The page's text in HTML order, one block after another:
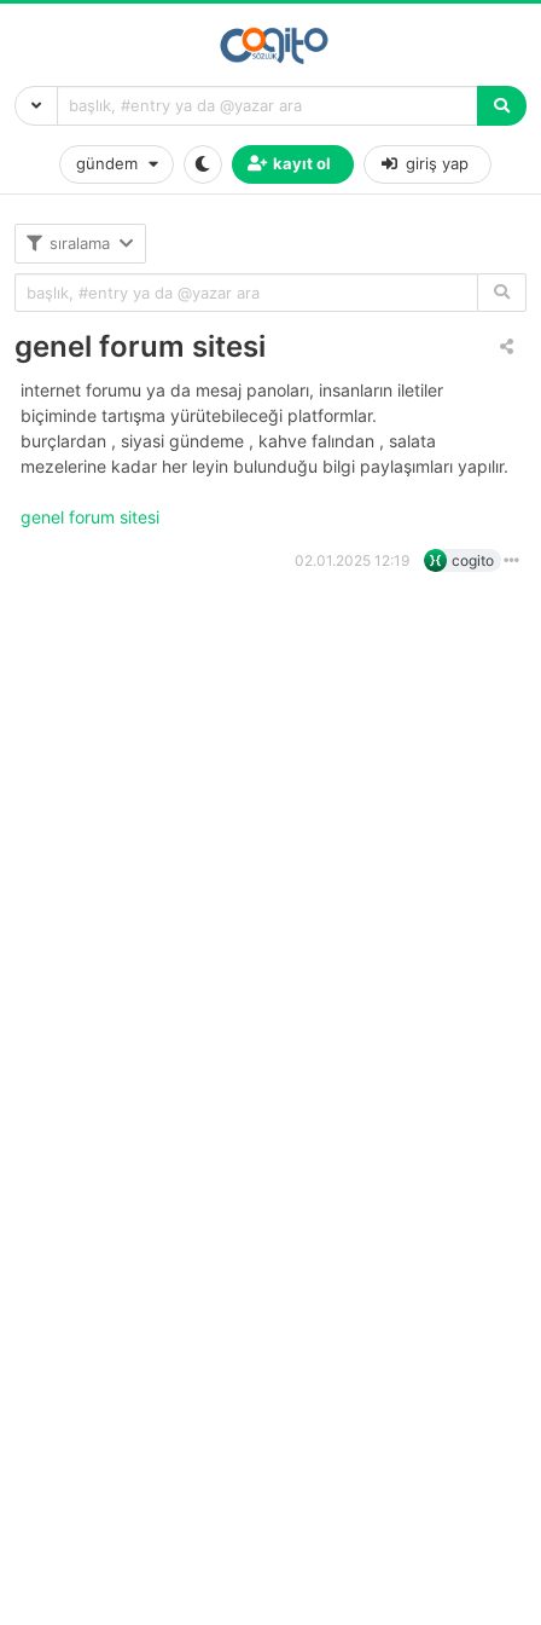
gündem kayıt ol giriş yap
sıralama
genel forum sitesi
i̇nternet forumu ya da mesaj panoları, insanların iletiler
biçiminde tartışma yürütebileceği platformlar.
burçlardan , siyasi gündeme , kahve falından , salata
mezelerine kadar her leyin bulunduğu bilgi paylaşımları yapılır.
genel forum sitesi
02.01.2025 12:19 cogito